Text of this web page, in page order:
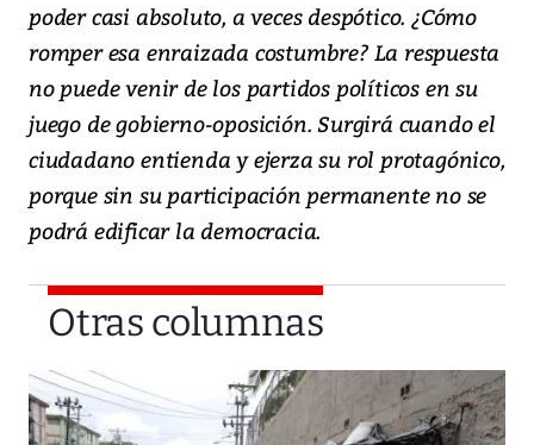
poder casi absoluto, a veces despótico. ¿Cómo
romper esa enraizada costumbre? La respuesta
no puede venir de los partidos políticos en su
juego de gobierno-oposición. Surgirá cuando el
ciudadano entienda y ejerza su rol protagónico,
porque sin su participación permanente no se
podrá edificar la democracia.
Otras columnas